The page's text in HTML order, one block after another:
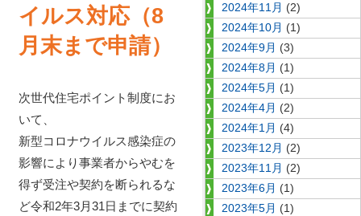
イルス対応（8
月末まで申請）
次世代住宅ポイント制度にお
いて、
新型コロナウイルス感染症の
影響により事業者からやむを
得ず受注や契約を断られるな
ど令和2年3月31日までに契約
2024年11月 (2)
2024年10月 (1)
2024年9月 (3)
2024年8月 (1)
2024年5月 (1)
2024年4月 (2)
2024年1月 (4)
2023年12月 (2)
2023年11月 (2)
2023年6月 (1)
2023年5月 (1)